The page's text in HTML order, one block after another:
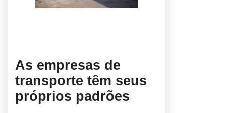
As empresas de
transporte têm seus
próprios padrões